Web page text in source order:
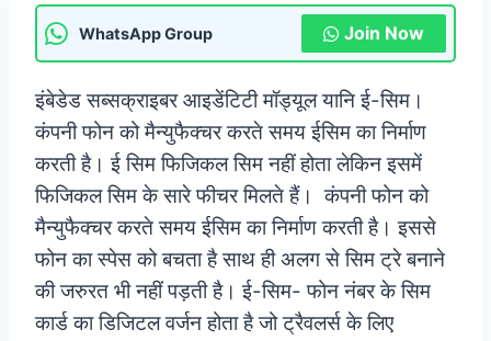
WhatsApp Group Join Now
इंबेडेड सब्सक्राइबर आइडेंटिटी मॉड्यूल यानि ई-सिम।
कंपनी फोन को मैन्युफैक्चर करते समय ईसिम का निर्माण
करती है।ई सिम फिजिकल सिम नहीं होता लेकिन इसमें
फिजिकल सिम के सारे फीचर मिलते हैं। कंपनी फोन को
मैन्युफैक्चर करते समय ईसिम का निर्माण करती है। इससे
फोन का स्पेस को बचता है साथ ही अलग से सिम ट्रे बनाने
की जरुरत भी नहीं पड़ती है। ई-सिम- फोन नंबर के सिम
कार्ड का डिजिटल वर्जन होता है जो ट्रैवलर्स के लिए